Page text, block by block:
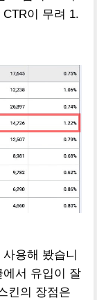
이 무려 1.
용해 봤습니
서 유입이 잘
킨의 장점은